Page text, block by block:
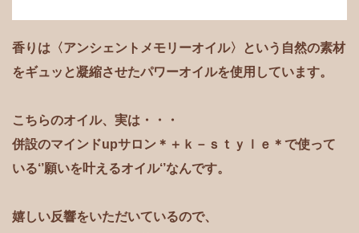
香りは〈アンシェントメモリーオイル〉という自然の素材
をギュッと凝縮させたパワーオイルを使用しています。
こちらのオイル、実は・・・
併設のマインドupサロン＊＋ｋ－ｓｔｙｌｅ＊で使って
いる‘’願いを叶えるオイル‘’なんです。
嬉しい反響をいただいているので、